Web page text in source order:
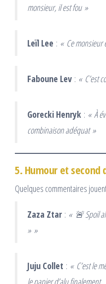
monsieur, il est fou »
Leïl Lee : « Ce
Faboune Lev : « C’est
Gorecki Henryk : « À
combinaison adéquat »
5. Humour et second
Quelques commentaires
Zaza Ztar : « 🚨 Spoil
» »
Juju Collet : « C’est le
le papier d’alu